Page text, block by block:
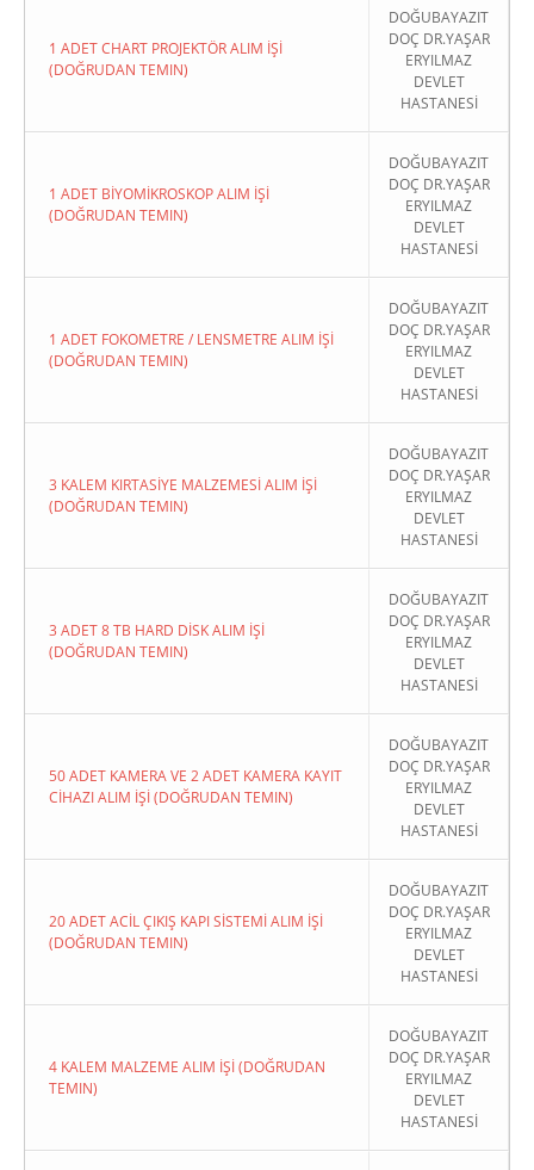
1 ADET CHART PROJEKTÖR ALIM İŞİ
(DOĞRUDAN TEMIN)
DOĞUBAYAZIT
DOÇ DR.YAŞAR
ERYILMAZ
DEVLET
HASTANESİ
1 ADET BİYOMİKROSKOP ALIM İŞİ
(DOĞRUDAN TEMIN)
DOĞUBAYAZIT
DOÇ DR.YAŞAR
ERYILMAZ
DEVLET
HASTANESİ
1 ADET FOKOMETRE / LENSMETRE ALIM İŞİ
(DOĞRUDAN TEMIN)
DOĞUBAYAZIT
DOÇ DR.YAŞAR
ERYILMAZ
DEVLET
HASTANESİ
3 KALEM KIRTASİYE MALZEMESİ ALIM İŞİ
(DOĞRUDAN TEMIN)
DOĞUBAYAZIT
DOÇ DR.YAŞAR
ERYILMAZ
DEVLET
HASTANESİ
3 ADET 8 TB HARD DİSK ALIM İŞİ
(DOĞRUDAN TEMIN)
DOĞUBAYAZIT
DOÇ DR.YAŞAR
ERYILMAZ
DEVLET
HASTANESİ
50 ADET KAMERA VE 2 ADET KAMERA KAYIT
CİHAZI ALIM İŞİ (DOĞRUDAN TEMIN)
DOĞUBAYAZIT
DOÇ DR.YAŞAR
ERYILMAZ
DEVLET
HASTANESİ
20 ADET ACİL ÇIKIŞ KAPI SİSTEMİ ALIM İŞİ
(DOĞRUDAN TEMIN)
DOĞUBAYAZIT
DOÇ DR.YAŞAR
ERYILMAZ
DEVLET
HASTANESİ
4 KALEM MALZEME ALIM İŞİ (DOĞRUDAN
TEMIN)
DOĞUBAYAZIT
DOÇ DR.YAŞAR
ERYILMAZ
DEVLET
HASTANESİ